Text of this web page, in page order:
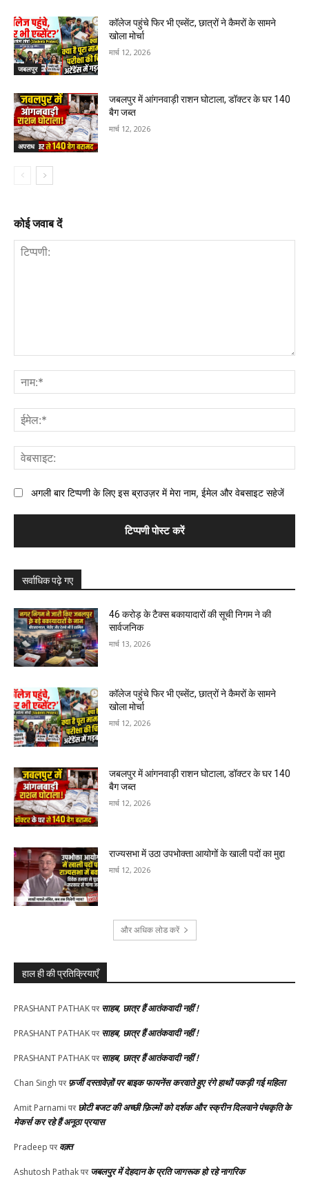
जबलपुर
कॉलेज पहुंचे फिर भी एब्सेंट, छात्रों ने कैमरों के सामने
खोला मोर्चा
मार्च 12, 2026
अपराध
जबलपुर में आंगनवाड़ी राशन घोटाला, डॉक्टर के घर 140
बैग जब्त
मार्च 12, 2026
कोई जवाब दें
अगली बार टिप्पणी के लिए इस ब्राउज़र में मेरा नाम, ईमेल और वेबसाइट सहेजें
सर्वाधिक पढ़े गए
46 करोड़ के टैक्स बकायादारों की सूची निगम ने की
सार्वजनिक
मार्च 13, 2026
कॉलेज पहुंचे फिर भी एब्सेंट, छात्रों ने कैमरों के सामने
खोला मोर्चा
मार्च 12, 2026
जबलपुर में आंगनवाड़ी राशन घोटाला, डॉक्टर के घर 140
बैग जब्त
मार्च 12, 2026
राज्यसभा में उठा उपभोक्ता आयोगों के खाली पदों का मुद्दा
मार्च 12, 2026
और अधिक लोड करें
हाल ही की प्रतिक्रियाएँ
PRASHANT PATHAKपरसाहब, छात्र हैं आतंकवादी नहीं !
PRASHANT PATHAKपरसाहब, छात्र हैं आतंकवादी नहीं !
PRASHANT PATHAKपरसाहब, छात्र हैं आतंकवादी नहीं !
Chan Singh परफ़र्जी दस्तावेज़ों पर बाइक फायनेंस करवाते हुए रंगे हाथों पकड़ी गई महिला
Amit Parnami परछोटी बजट की अच्छी फ़िल्मों को दर्शक और स्क्रीन दिलवाने पंचकृति के
मेकर्स कर रहे हैं अनूठा प्रयास
Pradeep परवक़्त
Ashutosh Pathakपरजबलपुर में देहदान के प्रति जागरूक हो रहे नागरिक